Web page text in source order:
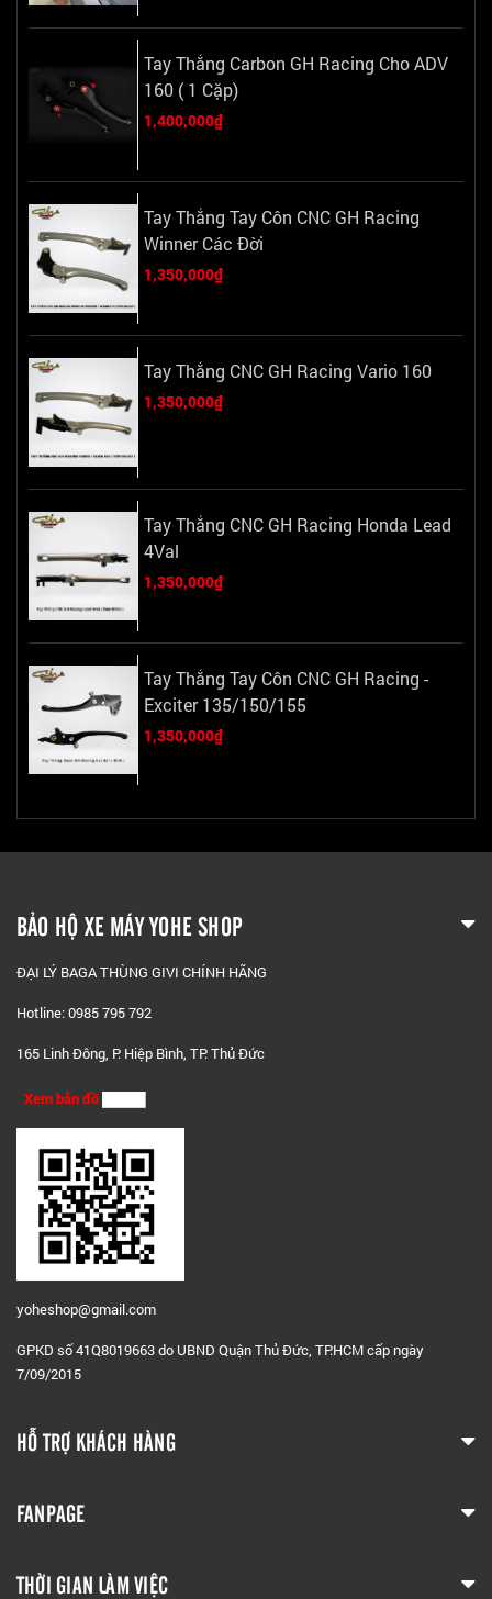
Tay Thắng Carbon GH Racing Cho ADV
160 ( 1 Cặp)
1,400,000₫
Tay Thắng Tay Côn CNC GH Racing
Winner Các Đời
1,350,000₫
Tay Thắng CNC GH Racing Vario 160
1,350,000₫
Tay Thắng CNC GH Racing Honda Lead
4Val
1,350,000₫
Tay Thắng Tay Côn CNC GH Racing -
Exciter 135/150/155
1,350,000₫
BẢO HỘ XE MÁY YOHE SHOP
ĐẠI LÝ BAGA THÙNG GIVI CHÍNH HÃNG
Hotline: 0985 795 792
165 Linh Đông, P. Hiệp Bình, TP. Thủ Đức
Xem bản đồ
yoheshop@gmail.com
GPKD số 41Q8019663 do UBND Quận Thủ Đức, TP.HCM cấp ngày
7/09/2015
HỖ TRỢ KHÁCH HÀNG
FANPAGE
THỜI GIAN LÀM VIỆC